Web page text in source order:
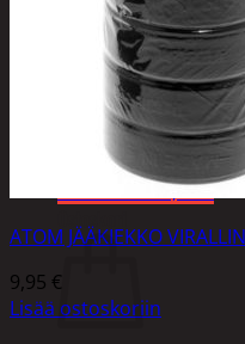
Ostoskori /0,00€
Ostoskori
ATOM JÄÄKIEKKO
9,95 €
Lisää ostoskoriin